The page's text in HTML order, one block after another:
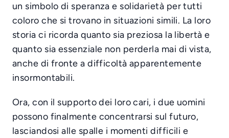
un simbolo di speranza e solidarietà per tutti
coloro che si trovano in situazioni simili. La loro
storia ci ricorda quanto sia preziosa la libertà e
quanto sia essenziale non perderla mai di vista,
anche di fronte a difficoltà apparentemente
insormontabili.
Ora, con il supporto dei loro cari, i due uomini
possono finalmente concentrarsi sul futuro,
lasciandosi alle spalle i momenti difficili e